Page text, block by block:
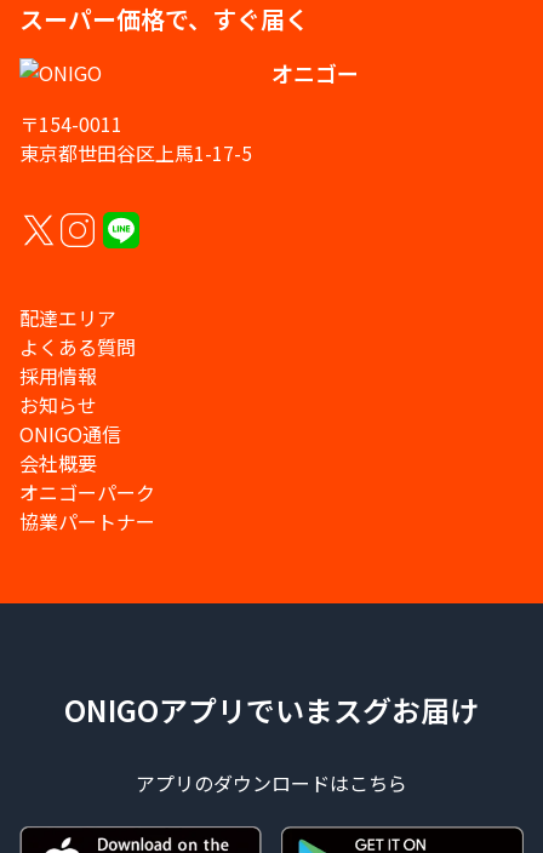
スーパー価格で、すぐ届く
オニゴー
〒154-0011
東京都世田谷区上馬1-17-5
配達エリア
よくある質問
採用情報
お知らせ
ONIGO通信
会社概要
オニゴーパーク
協業パートナー
ONIGOアプリでいまスグお届け
アプリのダウンロードはこちら